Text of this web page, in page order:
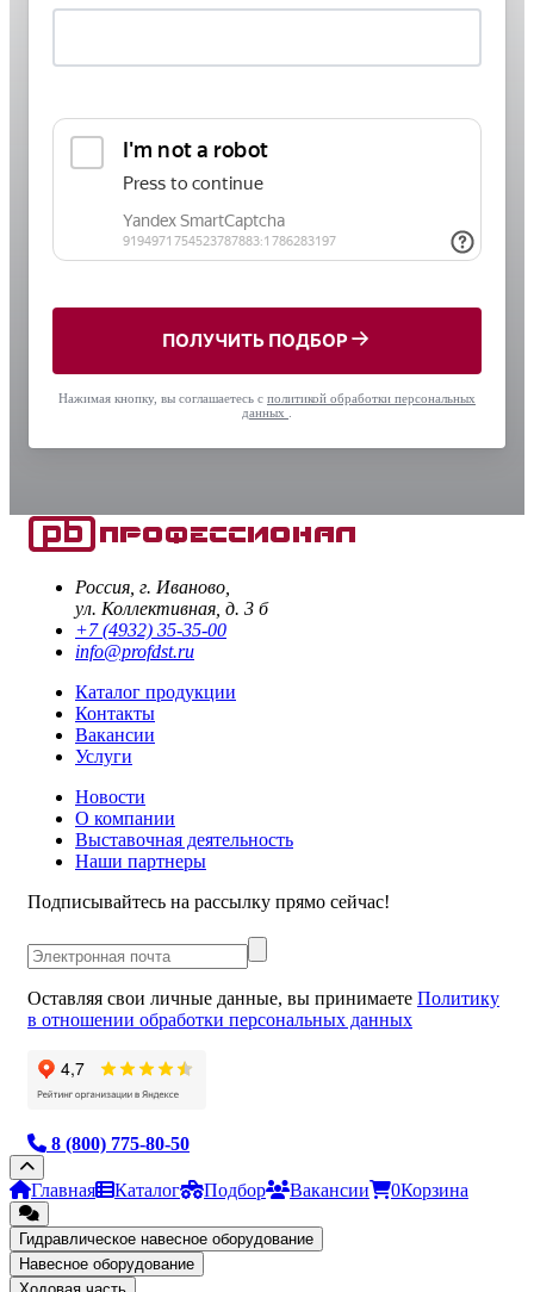
ПОЛУЧИТЬ ПОДБОР
Нажимая кнопку, вы соглашаетесь с политикой обработки персональных
данных
Россия, г. Иваново,
ул. Коллективная, д. 3 б
+7 (4932) 35-35-00
info@profdst.ru
Каталог продукции
Контакты
Вакансии
Услуги
Новости
О компании
Выставочная деятельность
Наши партнеры
Подписывайтесь на рассылку прямо сейчас!
Оставляя свои личные данные, вы принимаете Политику
в отношении обработки персональных данных
8 (800) 775-80-50
Главная Каталог Подбор Вакансии 0Корзина
Гидравлическое навесное оборудование
Навесное оборудование